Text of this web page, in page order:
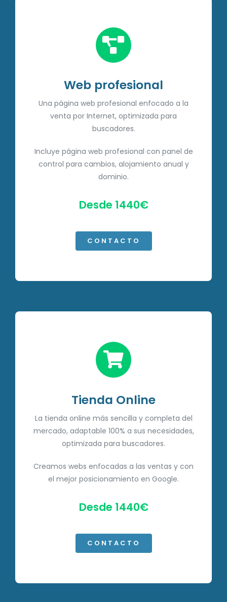
Web profesional
Una página web profesional enfocado a la
venta por Internet, optimizada para
buscadores.
Incluye página web profesional con panel de
control para cambios, alojamiento anual y
dominio.
Desde 1440€
CONTACTO
Tienda Online
La tienda online más sencilla y completa del
mercado, adaptable 100% a sus necesidades,
optimizada para buscadores.
Creamos webs enfocadas a las ventas y con
el mejor posicionamiento en Google.
Desde 1440€
CONTACTO